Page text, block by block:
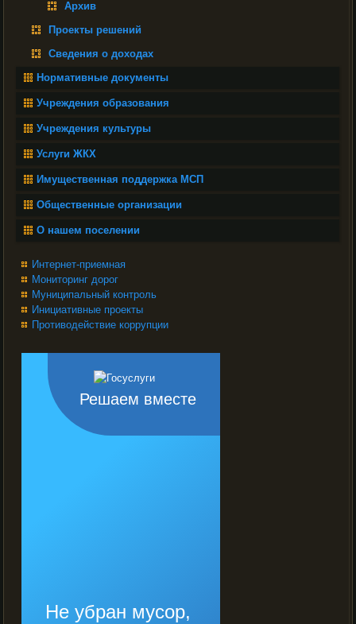
Архив
Проекты решений
Сведения о доходах
Нормативные документы
Учреждения образования
Учреждения культуры
Услуги ЖКХ
Имущественная поддержка МСП
Общественные организации
О нашем поселении
Интернет-приемная
Мониторинг дорог
Муниципальный контроль
Инициативные проекты
Противодействие коррупции
Решаем вместе
Не убран мусор,